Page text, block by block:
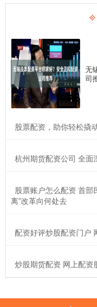
无
司
股票配资，助你轻松撬
杭州期货配资公司 全面
股票账户怎么配资 首部
离”改革向何处去
配资好评炒股配资门户
炒股期货配资 网上配